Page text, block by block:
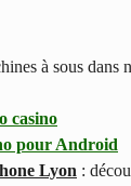
à sous dans
casino
pour Android
Lyon :